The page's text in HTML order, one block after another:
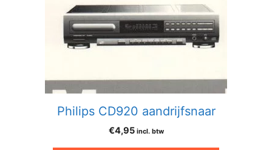
Philips CD920 aandrijfsnaar
€4,95 incl. btw